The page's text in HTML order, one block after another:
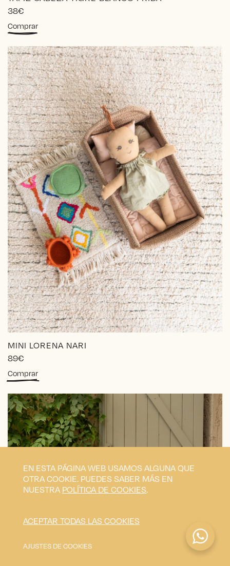
38€
Comprar
MINI LORENA NARI
89€
Comprar
EN ESTA PÁGINA WEB USAMOS ALGUNA QUE
OTRA COOKIE. PUEDES SABER MÁS EN
NUESTRA POLÍTICA DE COOKIES.
ACEPTAR TODAS LAS COOKIES
AJUSTES DE COOKIES